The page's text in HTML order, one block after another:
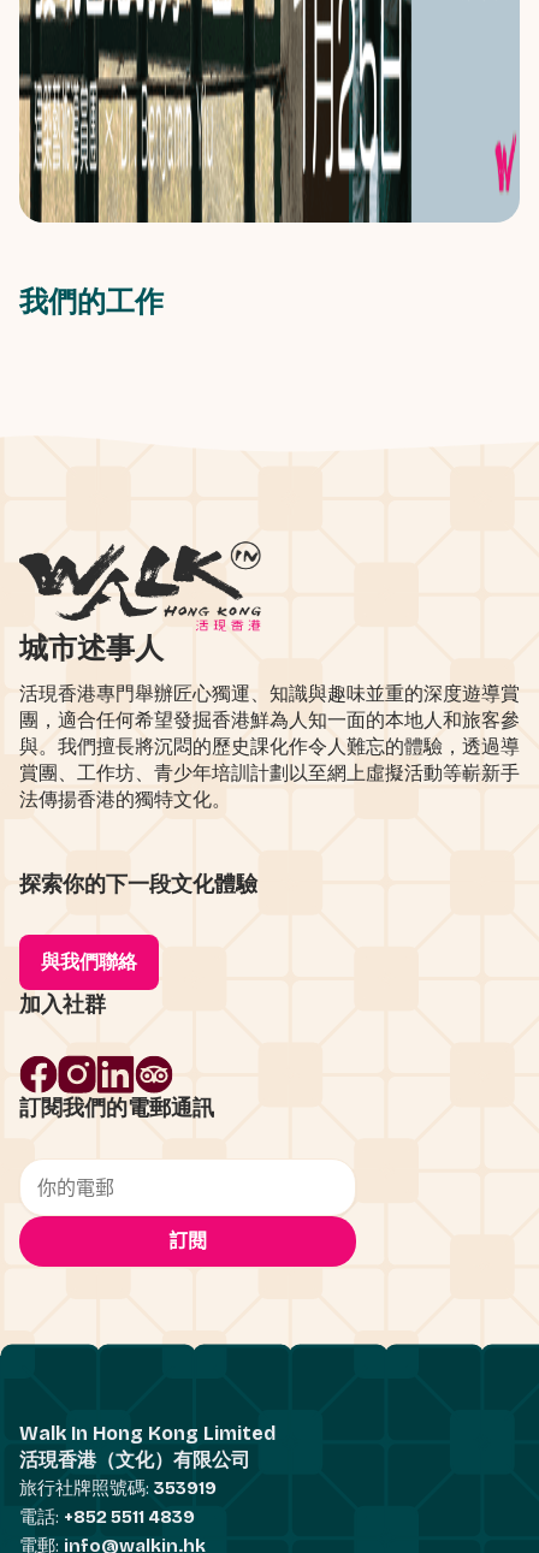
我們的工作
城市述事人
活現香港專門舉辦匠心獨運、知識與趣味並重的深度遊導賞
團，適合任何希望發掘香港鮮為人知一面的本地人和旅客參
與。我們擅長將沉悶的歷史課化作令人難忘的體驗，透過導
賞團、工作坊、青少年培訓計劃以至網上虛擬活動等嶄新手
法傳揚香港的獨特文化。
探索你的下一段文化體驗
與我們聯絡
加入社群
訂閱我們的電郵通訊
Walk In Hong Kong Limited
活現香港（文化）有限公司
旅行社牌照號碼: 353919
電話: +852 5511 4839
電郵: info@walkin.hk